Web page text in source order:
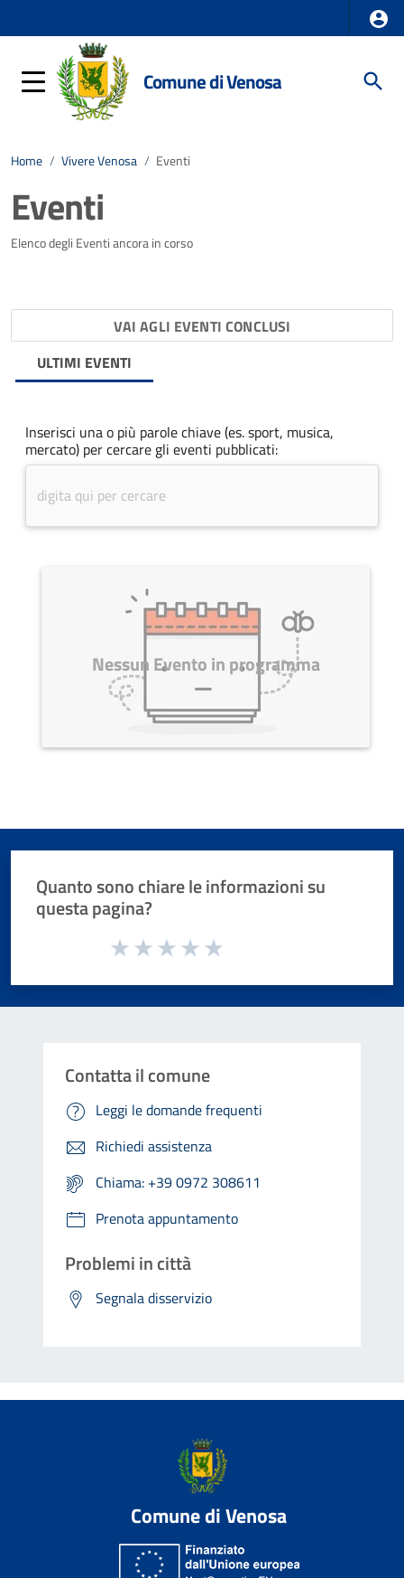
Comune di Venosa
Home / Vivere Venosa / Eventi
Eventi
Elenco degli Eventi ancora in corso
VAI AGLI EVENTI CONCLUSI
ULTIMI EVENTI
Inserisci una o più parole chiave (es. sport, musica,
mercato) per cercare gli eventi pubblicati:
Nessun Evento in programma
Quanto sono chiare le informazioni su
questa pagina?
Valuta da 1 a 5 stelle la pagina
Contatta il comune
Leggi le domande frequenti
Richiedi assistenza
Chiama: +39 0972 308611
Prenota appuntamento
Problemi in città
Segnala disservizio
Comune di Venosa